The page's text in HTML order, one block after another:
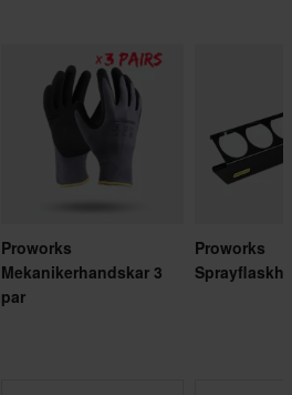
Proworks
Mekanikerhandskar 3
par
Proworks